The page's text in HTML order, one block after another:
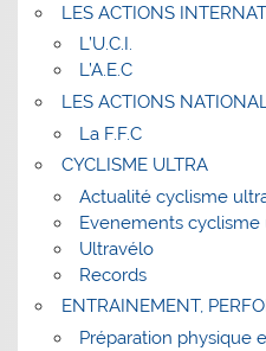
LES ACTIONS
L’U.C.I.
L’A.E.C
LES ACTIONS
La F.F.C
CYCLISME ULTRA
Actualité cyclisme
Evenements cyclisme
Ultravélo
Records
ENTRAINEMENT,
Préparation physique